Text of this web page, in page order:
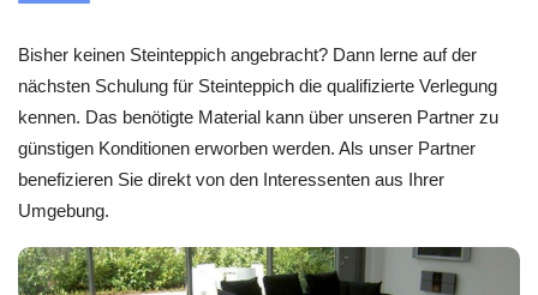
Bisher keinen Steinteppich angebracht? Dann lerne auf der
nächsten Schulung für Steinteppich die qualifizierte Verlegung
kennen. Das benötigte Material kann über unseren Partner zu
günstigen Konditionen erworben werden. Als unser Partner
benefizieren Sie direkt von den Interessenten aus Ihrer
Umgebung.